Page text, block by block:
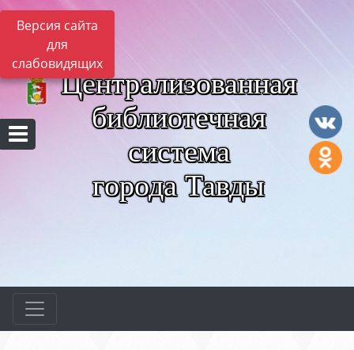
Версия сайта
для
слабовидящих
Централизованная
библиотечная
система
города Тавды